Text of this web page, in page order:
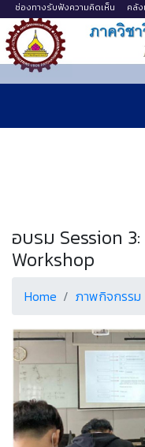
ช่องทางรับฟังความคิดเห็น คลัง
อบรม Session
Workshop
Home ภาพกิจกรรม